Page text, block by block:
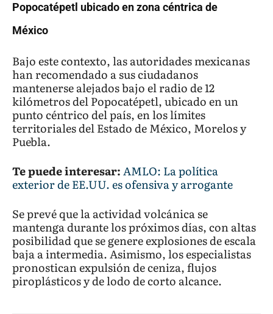
Popocatépetl ubicado en zona céntrica de
México
Bajo este contexto, las autoridades mexicanas
han recomendado a sus ciudadanos
mantenerse alejados bajo el radio de 12
kilómetros del Popocatépetl, ubicado en un
punto céntrico del país, en los límites
territoriales del Estado de México, Morelos y
Puebla.
Te puede interesar:AMLO: La política
exterior de EE.UU. es ofensiva y arrogante
Se prevé que la actividad volcánica se
mantenga durante los próximos días, con altas
posibilidad que se genere explosiones de escala
baja a intermedia. Asimismo, los especialistas
pronostican expulsión de ceniza, flujos
piroplásticos y de lodo de corto alcance.